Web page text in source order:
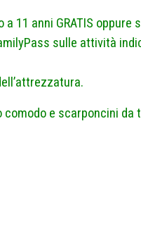
11 anni GRATIS
sulle attività
e scarponcini da